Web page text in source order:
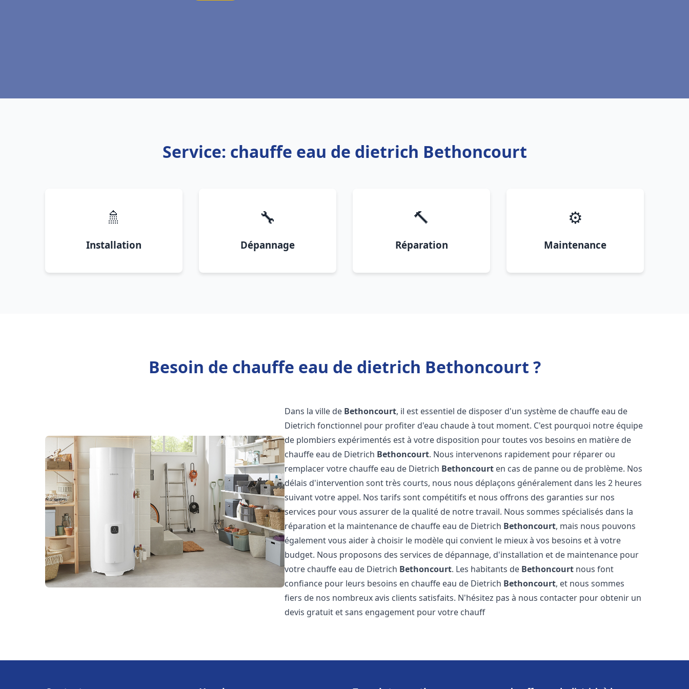
Service: chauffe eau de dietrich Bethoncourt
🚿
Installation
🔧
Dépannage
🔨
Réparation
⚙️
Maintenance
Besoin de chauffe eau de dietrich Bethoncourt ?
Dans la ville de Bethoncourt, il est essentiel de disposer d'un système de chauffe eau de
Dietrich fonctionnel pour profiter d'eau chaude à tout moment. C'est pourquoi notre équipe
de plombiers expérimentés est à votre disposition pour toutes vos besoins en matière de
chauffe eau de Dietrich Bethoncourt. Nous intervenons rapidement pour réparer ou
remplacer votre chauffe eau de Dietrich Bethoncourt en cas de panne ou de problème. Nos
délais d'intervention sont très courts, nous nous déplaçons généralement dans les 2 heures
suivant votre appel. Nos tarifs sont compétitifs et nous offrons des garanties sur nos
services pour vous assurer de la qualité de notre travail. Nous sommes spécialisés dans la
réparation et la maintenance de chauffe eau de Dietrich Bethoncourt, mais nous pouvons
également vous aider à choisir le modèle qui convient le mieux à vos besoins et à votre
budget. Nous proposons des services de dépannage, d'installation et de maintenance pour
votre chauffe eau de Dietrich Bethoncourt. Les habitants de Bethoncourt nous font
confiance pour leurs besoins en chauffe eau de Dietrich Bethoncourt, et nous sommes
fiers de nos nombreux avis clients satisfaits. N'hésitez pas à nous contacter pour obtenir un
devis gratuit et sans engagement pour votre chauff